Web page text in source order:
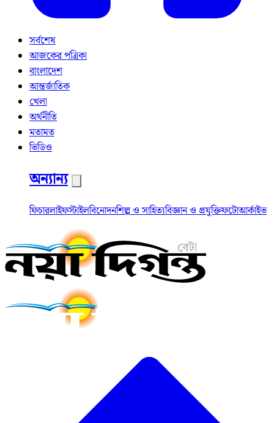
সর্বশেষ
আজকের পত্রিকা
বাংলাদেশ
আন্তর্জাতিক
খেলা
অর্থনীতি
মতামত
ভিডিও
অন্যান্য
ফিচারলাইফস্টাইলবিনোদনশিল্প ও সাহিত্যবিজ্ঞান ও প্রযুক্তিফটোআর্কাইভ